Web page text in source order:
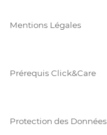
Mentions Légales
Prérequis Click&Care
Protection des Données